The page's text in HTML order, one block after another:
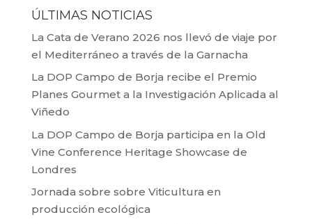
ÚLTIMAS NOTICIAS
La Cata de Verano 2026 nos llevó de viaje por
el Mediterráneo a través de la Garnacha
La DOP Campo de Borja recibe el Premio
Planes Gourmet a la Investigación Aplicada al
Viñedo
La DOP Campo de Borja participa en la Old
Vine Conference Heritage Showcase de
Londres
Jornada sobre sobre Viticultura en
producción ecológica